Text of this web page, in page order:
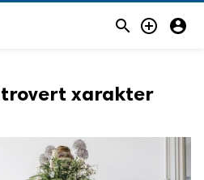
  
xarakter